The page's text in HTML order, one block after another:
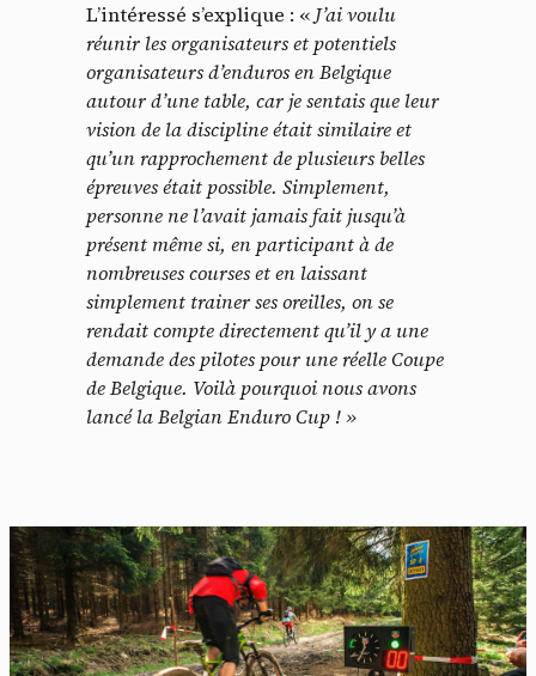
L’intéressé s’explique : « J’ai voulu
réunir les organisateurs et potentiels
organisateurs d’enduros en Belgique
autour d’une table, car je sentais que leur
vision de la discipline était similaire et
qu’un rapprochement de plusieurs belles
épreuves était possible. Simplement,
personne ne l’avait jamais fait jusqu’à
présent même si, en participant à de
nombreuses courses et en laissant
simplement trainer ses oreilles, on se
rendait compte directement qu’il y a une
demande des pilotes pour une réelle Coupe
de Belgique. Voilà pourquoi nous avons
lancé la Belgian Enduro Cup ! »